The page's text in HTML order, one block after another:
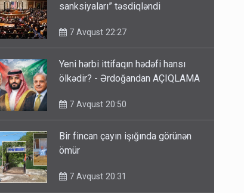
sanksiyaları” təsdiqləndi
7 Avqust 22:27
Yeni hərbi ittifaqın hədəfi hansı
ölkədir? - Ərdoğandan AÇIQLAMA
7 Avqust 20:50
Bir fincan çayın işığında görünən
ömür
7 Avqust 20:31